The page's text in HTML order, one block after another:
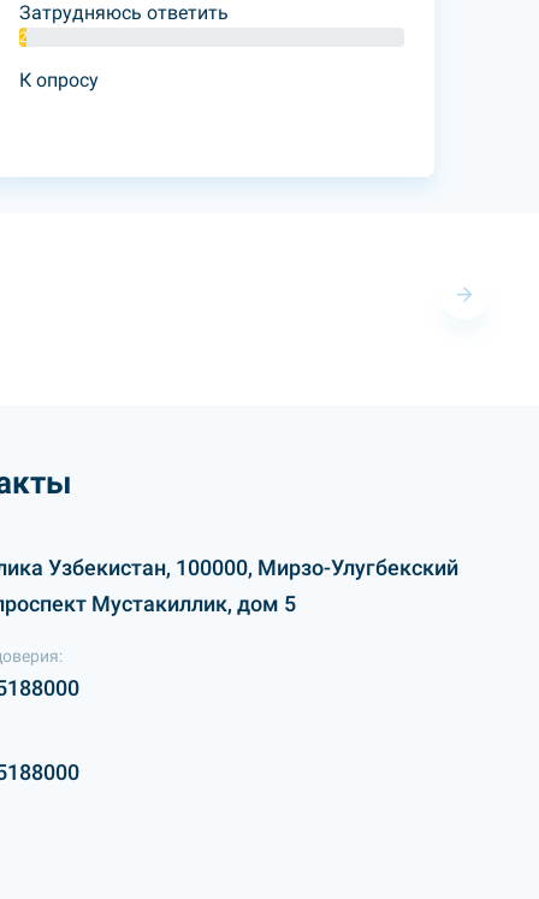
Затрудняюсь ответить
2%
К опросу
Узбекистан, 100000, Мирзо-Улугбекский
Мустакиллик, дом 5